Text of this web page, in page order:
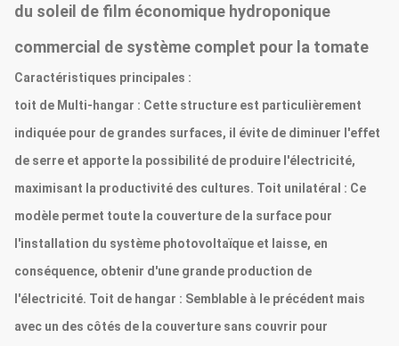
du soleil de film économique hydroponique
commercial de système complet pour la tomate
Caractéristiques principales :
toit de Multi-hangar : Cette structure est particulièrement
indiquée pour de grandes surfaces, il évite de diminuer l'effet
de serre et apporte la possibilité de produire l'électricité,
maximisant la productivité des cultures. Toit unilatéral : Ce
modèle permet toute la couverture de la surface pour
l'installation du système photovoltaïque et laisse, en
conséquence, obtenir d'une grande production de
l'électricité. Toit de hangar : Semblable à le précédent mais
avec un des côtés de la couverture sans couvrir pour